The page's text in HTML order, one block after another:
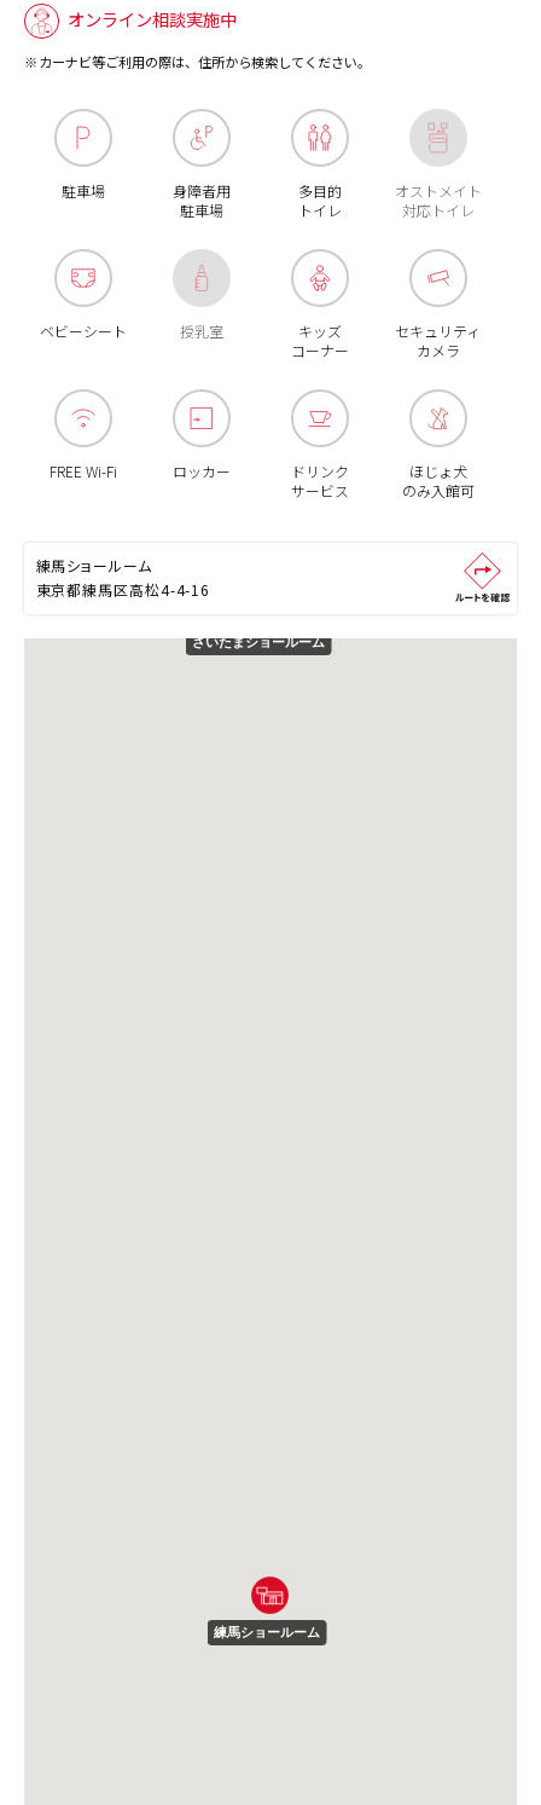
オンライン相談実施中
カーナビ等ご利用の際は、住所から検索してください。
駐車場
身障者用
駐車場
多目的
トイレ
オストメイト
対応トイレ
ベビーシート 授乳室
キッズ
コーナー
セキュリティ
カメラ
FREE Wi-Fi ロッカー
ドリンク
サービス
ほじょ犬
のみ入館可
練馬ショールーム
東京都練馬区高松4-4-16
さいたまショールーム
練馬ショールーム